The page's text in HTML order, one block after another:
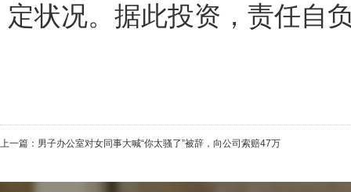
定状况。据此投资，责任自
上一篇： 男子办公室对女同事大喊“你太骚了”被辞，向公司索赔47万